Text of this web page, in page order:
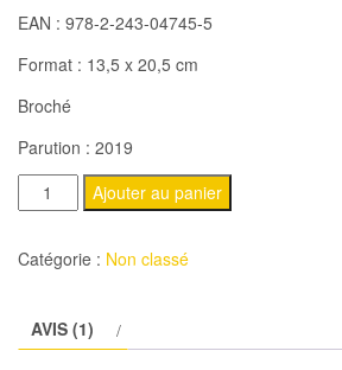
EAN : 978-2-243-04745-5
Format : 13,5 x 20,5 cm
Broché
Parution : 2019
quantité
de
Frédéric
La
Ajouter au panier
Catégorie : Non classé
AVIS (1)